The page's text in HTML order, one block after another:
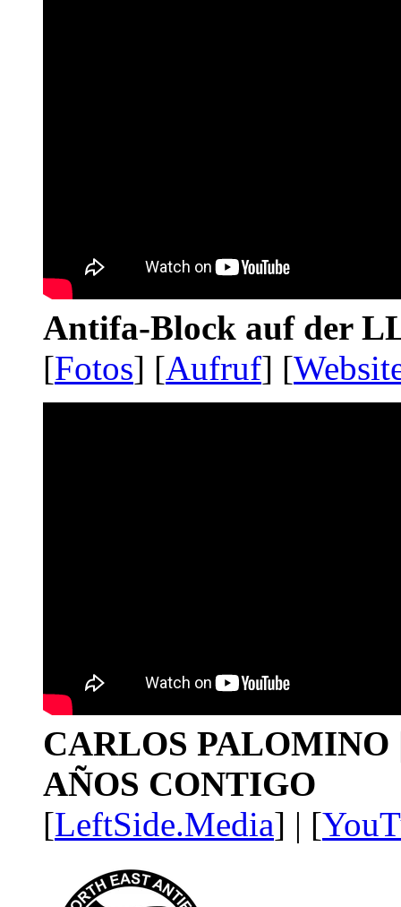
Antifa-Block auf der
[Fotos] [Aufruf] [
CARLOS PALOMINO
AÑOS CONTIGO
[LeftSide.Media] | [